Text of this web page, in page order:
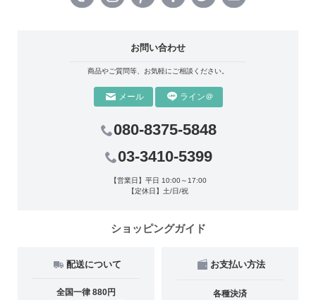
お問い合わせ
商品やご質問等、お気軽にご相談ください。
メール ライン＠
080-8375-5848
03-3410-5399
【営業日】平日 10:00～17:00
【定休日】土/日/祝
ショッピングガイド
配送について
全国一律 880円
お支払い方法
各種決済